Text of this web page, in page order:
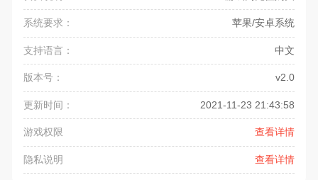
系统要求： 苹果/安卓系统
支持语言： 中文
版本号： v2.0
更新时间： 2021-11-23 21:43:58
游戏权限 查看详情
隐私说明 查看详情